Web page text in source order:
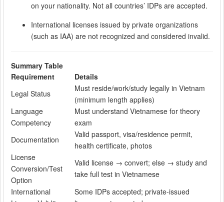
on your nationality. Not all countries’ IDPs are accepted.
International licenses issued by private organizations
(such as IAA) are not recognized and considered invalid.
Summary Table
Requirement
Details
Legal Status
Must reside/work/study legally in Vietnam
(minimum length applies)
Language
Competency
Must understand Vietnamese for theory
exam
Documentation
Valid passport, visa/residence permit,
health certificate, photos
License
Conversion/Test
Option
Valid license → convert; else → study and
take full test in Vietnamese
International
Some IDPs accepted; private-issued